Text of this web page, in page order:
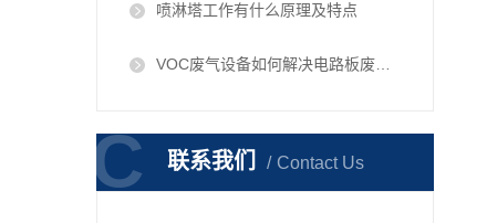
喷淋塔工作有什么原理及特点
VOC废气设备如何解决电路板废气问题
联系我们 Contact Us
C
C